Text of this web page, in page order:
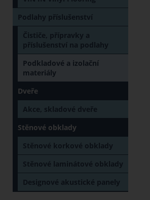
Podlahy příslušenství
Čističe, přípravky a
příslušenství na podlahy
Podkladové a izolační
materiály
Dveře
Akce, skladové dveře
Stěnové obklady
Stěnové korkové obklady
Stěnové laminátové obklady
Designové akustické panely